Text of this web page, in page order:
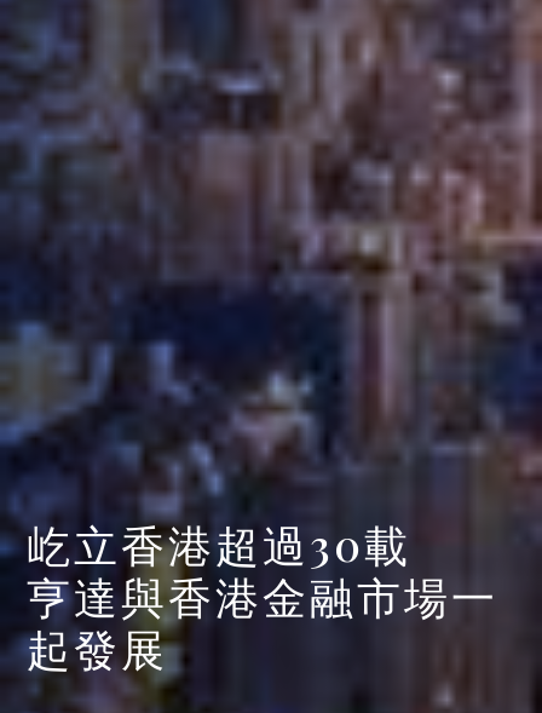
屹立香港超過30載
亨達與香港金融市場一
起發展